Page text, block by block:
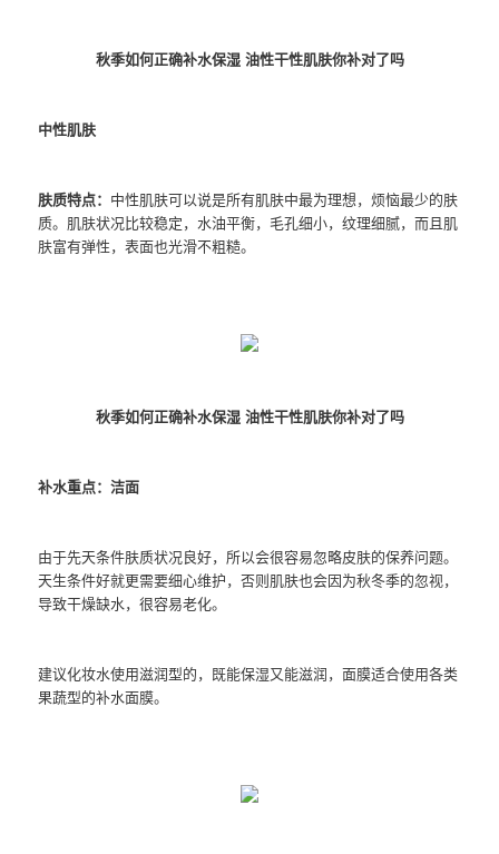
秋季如何正确补水保湿 油性干性肌肤你补对了吗
中性肌肤
肤质特点： 中性肌肤可以说是所有肌肤中最为理想，烦恼最少的肤
质。肌肤状况比较稳定，水油平衡，毛孔细小，纹理细腻，而且肌
肤富有弹性，表面也光滑不粗糙。
秋季如何正确补水保湿 油性干性肌肤你补对了吗
补水重点：洁面
由于先天条件肤质状况良好，所以会很容易忽略皮肤的保养问题。
天生条件好就更需要细心维护，否则肌肤也会因为秋冬季的忽视，
导致干燥缺水，很容易老化。
建议化妆水使用滋润型的，既能保湿又能滋润，面膜适合使用各类
果蔬型的补水面膜。